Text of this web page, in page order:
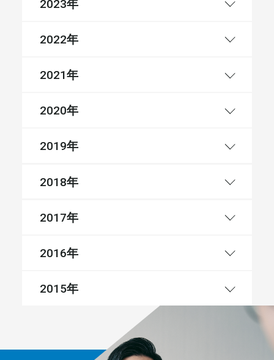
2023
2022年
2021年
2020年
2019年
2018年
2017年
2016年
2015年